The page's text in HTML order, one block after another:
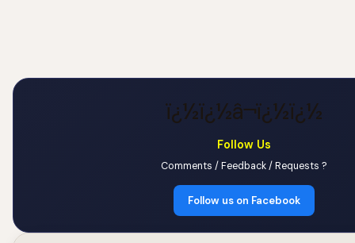
ï¿½ï¿½â¬ï¿½ï¿½
Follow Us
Comments / Feedback / Requests ?
Follow us on Facebook